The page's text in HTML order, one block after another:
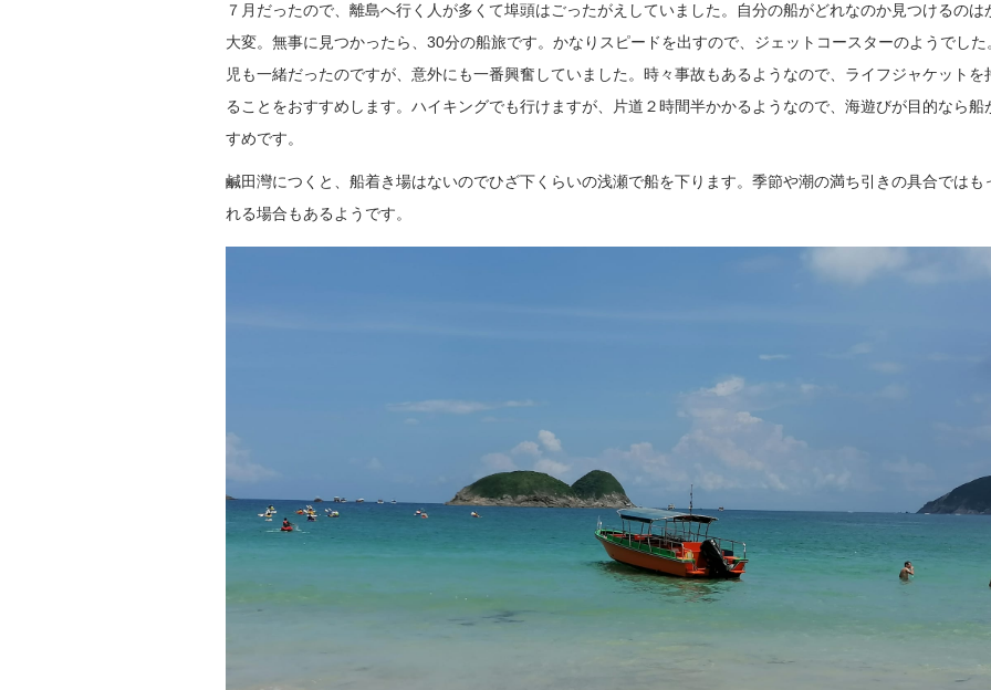
７月だったので、離島へ行く人が多くて埠頭はごったがえしていました。自分の船がどれなのか見つけるのは
大変。無事に見つかったら、30分の船旅です。かなりスピードを出すので、ジェットコースターのようでした
児も一緒だったのですが、意外にも一番興奮していました。時々事故もあるようなので、ライフジャケットを
ることをおすすめします。ハイキングでも行けますが、片道２時間半かかるようなので、海遊びが目的なら船
すめです。
鹹田灣につくと、船着き場はないのでひざ下くらいの浅瀬で船を下ります。季節や潮の満ち引きの具合ではも
れる場合もあるようです。